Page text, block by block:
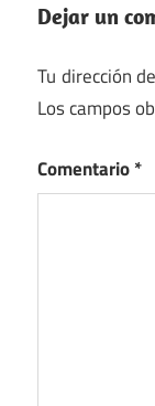
Dejar un
Tu dirección
Los campos
Comentario*